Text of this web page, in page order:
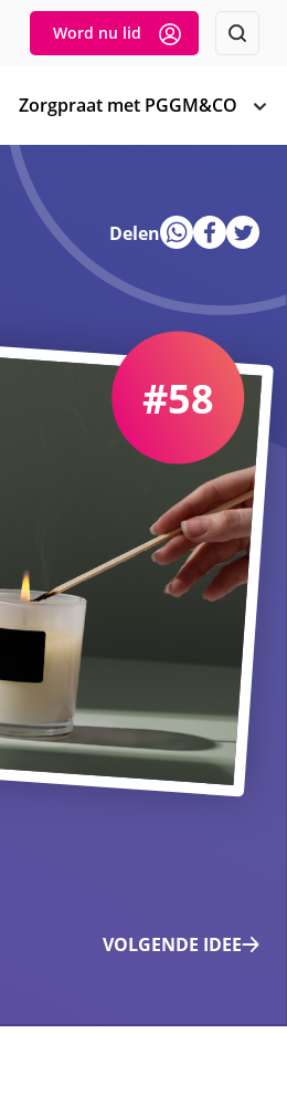
Word nu lid
Zorgpraat met PGGM&CO
Delen
#58
VOLGENDE IDEE